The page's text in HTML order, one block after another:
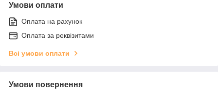
Умови оплати
Оплата на рахунок
Оплата за реквізитами
Всі умови оплати
Умови повернення